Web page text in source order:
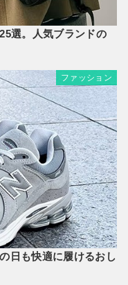
選。人気ブランドの
ファッション
日も快適に履けるおし